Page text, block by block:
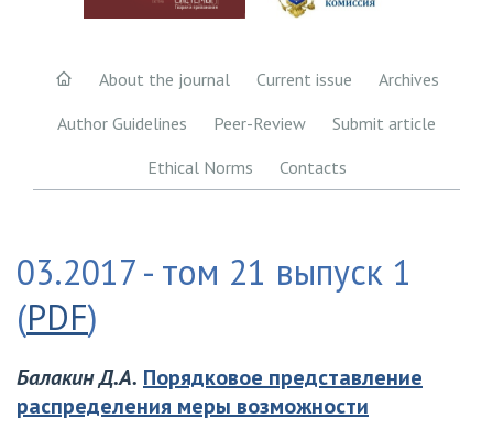
About the journal Current issue
Archives
Author Guidelines
Peer-Review
Submit article
Ethical Norms
Contacts
03.2017 - том 21 выпуск 1
(PDF)
Балакин Д.А. Порядковое представление
распределения меры возможности